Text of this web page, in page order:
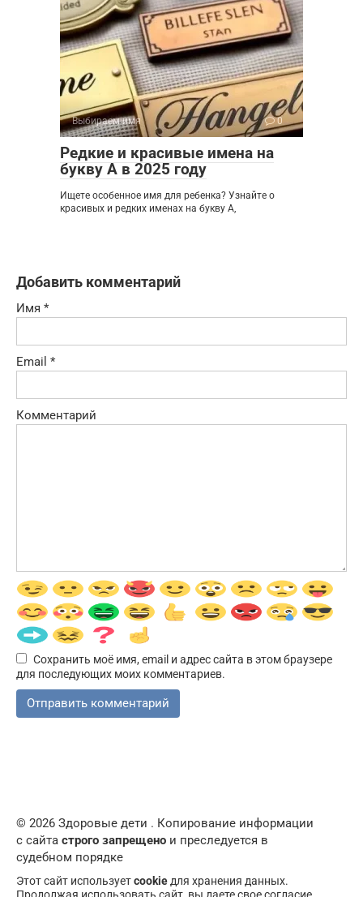
Выбираем имя 0
Редкие и красивые имена на
букву А в 2025 году
Ищете особенное имя для ребенка? Узнайте о
красивых и редких именах на букву А,
Добавить комментарий
Имя *
Email *
Комментарий
Сохранить моё имя, email и адрес сайта в этом браузере
для последующих моих комментариев.
© 2026 Здоровые дети . Копирование информации
с сайта строго запрещено и преследуется в
судебном порядке
Этот сайт используетcookieдля хранения данных.